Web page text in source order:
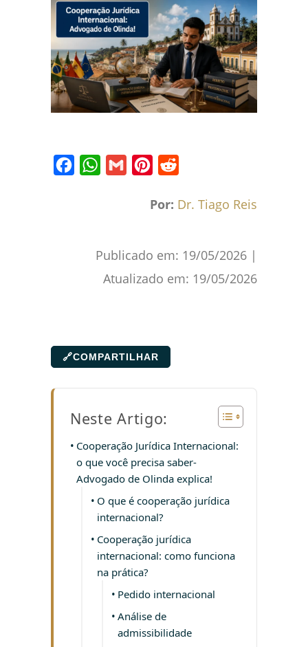
FacebookWhatsApp
Gmail Pinterest
Por: Dr. Tiago Reis
Publicado em: 19/05/2026 |
Atualizado em: 19/05/2026
🔗COMPARTILHAR
Neste Artigo:
Cooperação Jurídica Internacional:
o que você precisa saber-
Advogado de Olinda explica!
O que é cooperação jurídica
internacional?
Cooperação jurídica
internacional: como funciona
na prática?
Pedido internacional
Análise de
admissibilidade